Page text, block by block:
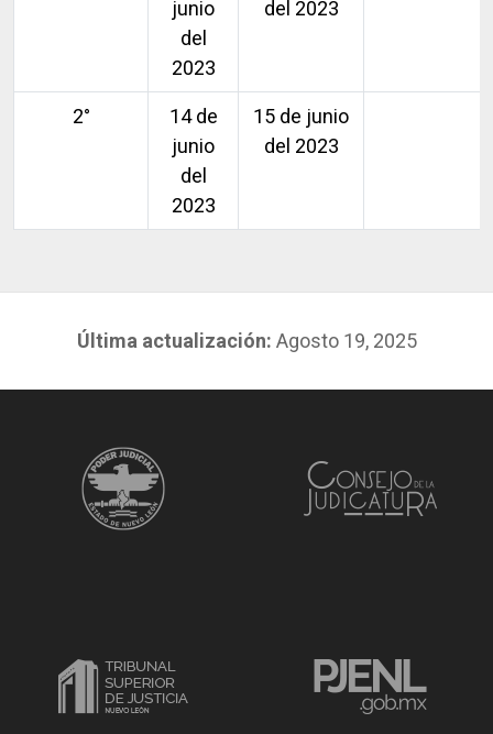
junio
del
2023
del 2023
2°
14 de
junio
del
2023
15 de junio
del 2023
Última actualización: Agosto 19, 2025